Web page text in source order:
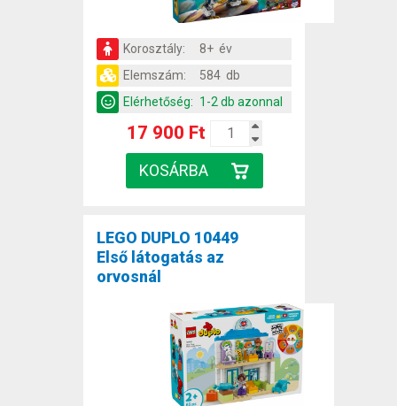
Korosztály:
8+ év
Elemszám:
584 db
Elérhetőség: 1-2 db azonnal
17 900 Ft
LEGO DUPLO 10449
Első látogatás az
orvosnál